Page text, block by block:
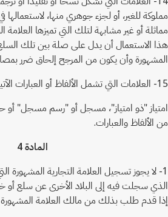
مملوكة للغير، أو لجزء جوهري منها،
مماثلة أو غير مشابهة لتلك التي تميزها
هذا الاستعمال أن يدل على صلة بين تلك
المشهورة وأن يكون من المرجح إلحاق ضرر
15- العلامات التي تشمل الألفاظ أو العبارات الآتية:
امتياز "ذو امتياز"، مسجل أو "رسم مسجل" أو
من الألفاظ والعبارات.
المادة 4
1- لا يجوز تسجيل العلامة التجارية المشهورة
الذي سجلت فيه إلى البلاد الأخرى عن سلع أو
إذا قدم طلب بذلك من مالك العلامة